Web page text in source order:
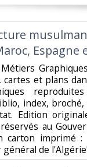
Espagne
Métiers
cartes et plans
index,
Edition
au
carton imprimé
général de